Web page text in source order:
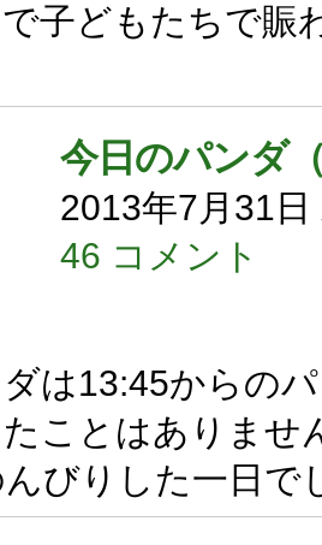
で子どもたちで賑
今日のパンダ
2013年7月31日
46 コメント
は13:45からの
ことはありませ
びりした一日で